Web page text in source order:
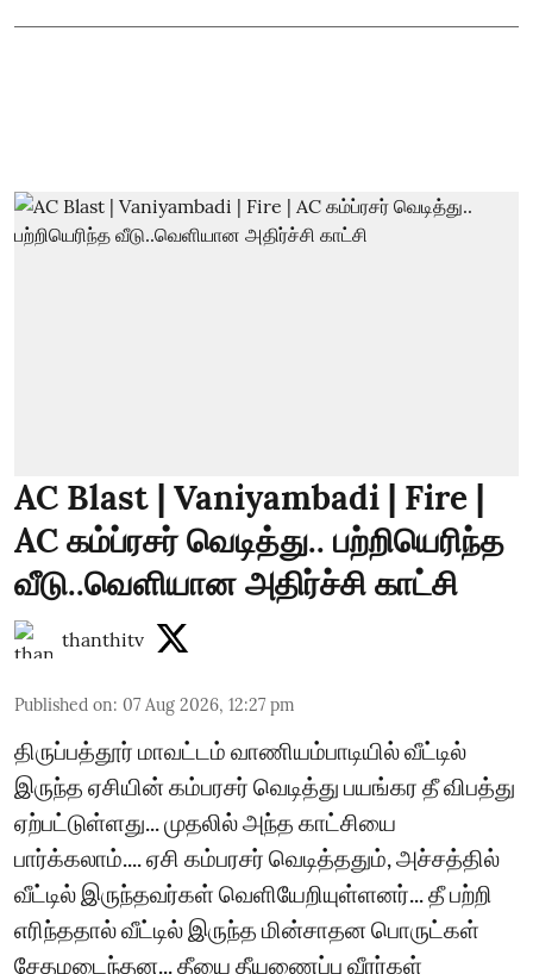
AC Blast | Vaniyambadi | Fire |
AC கம்ப்ரசர் வெடித்து.. பற்றியெரிந்த
வீடு..வெளியான அதிர்ச்சி காட்சி
thanthitv
Published on: 07 Aug 2026, 12:27 pm
திருப்பத்தூர் மாவட்டம் வாணியம்பாடியில் வீட்டில்
இருந்த ஏசியின் கம்பரசர் வெடித்து பயங்கர தீ விபத்து
ஏற்பட்டுள்ளது... முதலில் அந்த காட்சியை
பார்க்கலாம்.... ஏசி கம்பரசர் வெடித்ததும், அச்சத்தில்
வீட்டில் இருந்தவர்கள் வெளியேறியுள்ளனர்... தீ பற்றி
எரிந்ததால் வீட்டில் இருந்த மின்சாதன பொருட்கள்
சேதமடைந்தன... தீயை தீயணைப்பு வீரர்கள்